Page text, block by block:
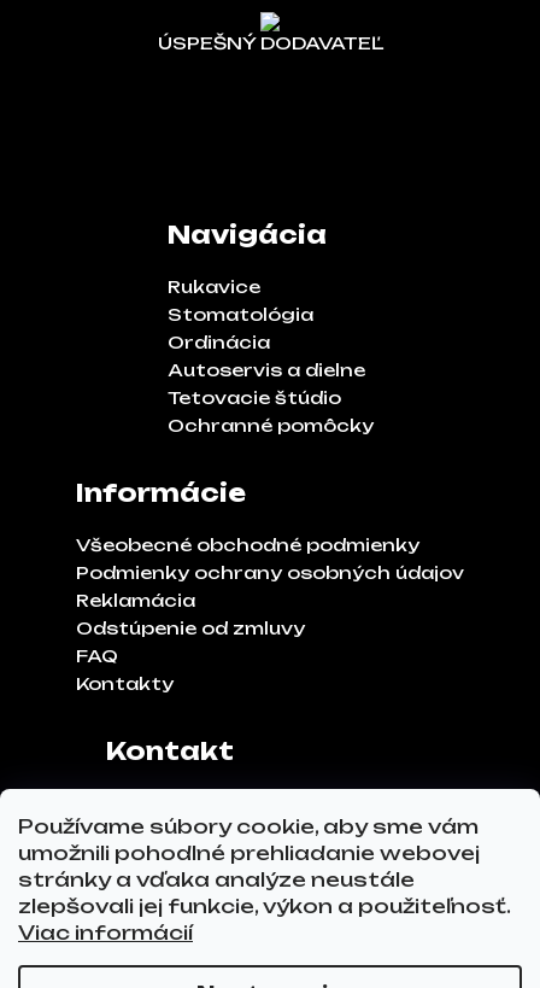
Používame súbory cookie, aby sme vám
umožnili pohodlné prehliadanie webovej
stránky a vďaka analýze neustále
zlepšovali jej funkcie, výkon a použiteľnosť.
Viac informácií
ÚSPEŠNÝ DODAVATEĽ
Navigácia
Rukavice
Stomatológia
Ordinácia
Autoservis a dielne
Tetovacie štúdio
Ochranné pomôcky
Informácie
Všeobecné obchodné podmienky
Podmienky ochrany osobných údajov
Reklamácia
Odstúpenie od zmluvy
FAQ
Kontakty
Kontakt
Hviezdoslavov
Tel.č.:0911 271 302
Email:info@glovez.sk